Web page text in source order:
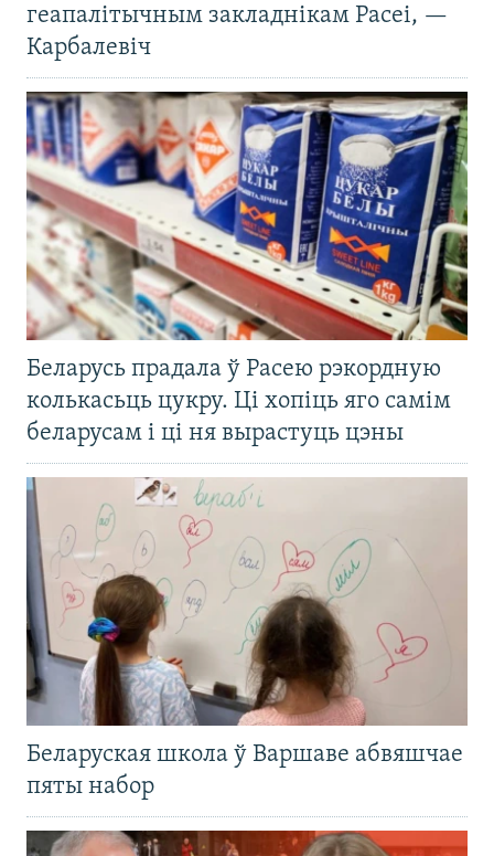
геапалітычным закладнікам Расеі, —
Карбалевіч
Беларусь прадала ў Расею рэкордную
колькасьць цукру. Ці хопіць яго самім
беларусам і ці ня вырастуць цэны
Беларуская школа ў Варшаве абвяшчае
пяты набор